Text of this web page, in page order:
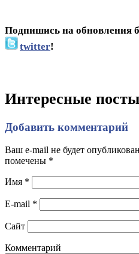
Подпишись на обновления
twitter!
Интересные
Добавить комментарий
Ваш e-mail не будет
помечены *
Имя *
E-mail *
Сайт
Комментарий